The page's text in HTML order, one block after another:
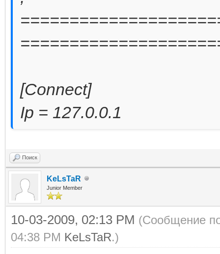
[Connect]
Ip = 127.0.0.1
Поиск
KeLsTaR
Junior Member
10-03-2009, 02:13 PM (Сообщение
04:38 PM KeLsTaR.)